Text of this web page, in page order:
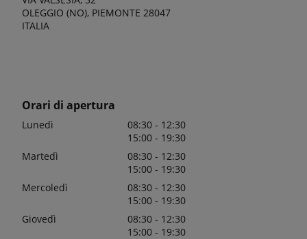
OLEGGIO (NO), PIEMONTE 28047
ITALIA
Orari di apertura
Lunedì
08:30 - 12:30
15:00 - 19:30
Martedì
08:30 - 12:30
15:00 - 19:30
Mercoledì
08:30 - 12:30
15:00 - 19:30
Giovedì
08:30 - 12:30
15:00 - 19:30